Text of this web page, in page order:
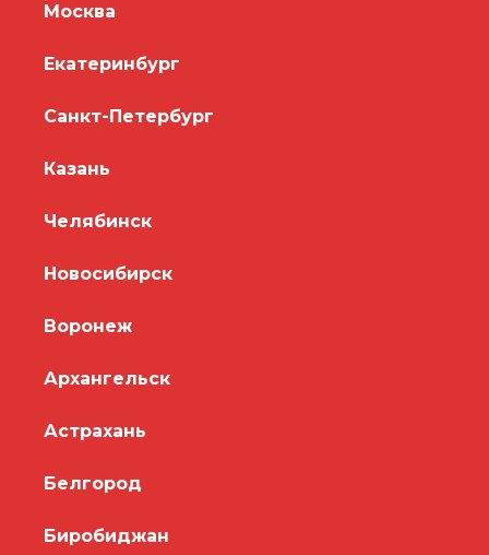
Москва
Екатеринбург
Санкт-Петербург
Казань
Челябинск
Новосибирск
Воронеж
Архангельск
Астрахань
Белгород
Биробиджан